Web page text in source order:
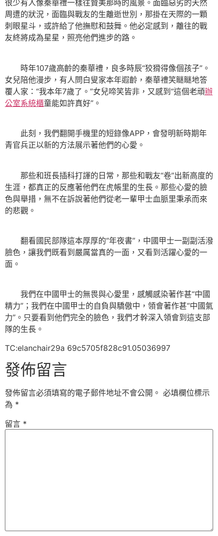
很少有人像秦華禮一樣往贊美那時的風景。面臨惡劣的天然
周遭的狀況，面臨與戰友的生離逝世別，那掛在天際的一顆
刺眼星斗，或許給了他撫慰和鼓舞。他必定感到，離往的戰
友終將成為星星，照亮他們進步的路。
時年107歲高齡的秦華禮，良多時辰“狡猾得像個孩子”。
女兒陪他漫步，有人問白叟家本年遐齡，秦華禮笑瞇瞇地答
覆人家：“我本年7歲了。”女兒啼笑皆非，又感到“這個老頑辦
公室系統櫃童能如許真好”。
此刻，我們翻開手機里的短錄像APP，會發明新時期年
青官兵正以新的方法展示著他們的心愛。
那些和班長插科打諢的日常，那些和戰友“卷”出新高度的
生涯，都真正的反應著他們在虎帳里的生長。那些心愛的臉
色與舉措，無不在訴說著他們從老一輩甲士血脈里秉承而來
的悲觀。
翻看國民部隊這本厚厚的“年夜書”，中國甲士一副副活潑
臉色，讓我們既看到嚴厲當真的一面，又看到活躍心愛的一
面。
我們在中國甲士的無畏與心愛里，感觸感染著作甚“中國
精力”；我們在中國甲士的自負與驕傲中，領會著作甚“中國氣
力”。只要看到他們完全的臉色，我們才幹深入領會到這支部
隊的生長。
TC:elanchair29a 69c5705f828c91.05036997
發佈留言
發佈留言必須填寫的電子郵件地址不會公開。 必填欄位標示
為 *
留言 *